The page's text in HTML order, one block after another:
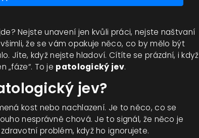
Nejste unavení jen kvůli práci, nejste naštvaní
že se vám opakuje něco, co by mělo být
Jíte, když nejste hladoví. Cítíte se prázdní, i když
„fáze“. To je patologický jev.
jev?
kost nebo nachlazení. Je to něco, co se
nesprávně chová. Je to signál, že něco je
problém, když ho ignorujete.